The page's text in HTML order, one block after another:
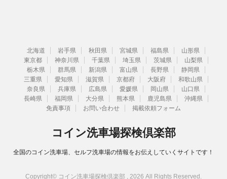
北海道 岩手県 秋田県 宮城県 福島県
山形県
東京都
神奈川県 千葉県 埼玉県 茨城県
山梨県
栃木県
群馬県 新潟県 富山県 長野県
静岡県
三重県
愛知県 滋賀県 京都府 大阪府
和歌山県
奈良県
兵庫県 広島県 愛媛県 岡山県
山口県
長崎県
福岡県 大分県 熊本県 鹿児島県
沖縄県
免責事項
お問い合わせ 掲載依頼フォーム
コイン洗車場探検倶楽部
全国のコイン洗車場、セルフ洗車場の情報をお伝えしていくサイトです！
Copyright© コイン洗車場探検倶楽部 , 2026 All Rights Reserved.